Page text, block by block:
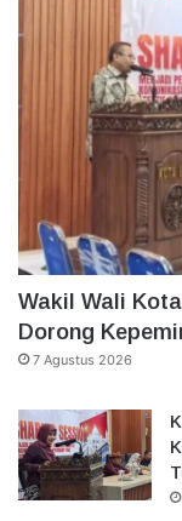
Wakil Wali
Dorong
7 Agustus 2026